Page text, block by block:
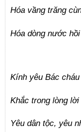
Hóa vầng trăng
Hóa dòng nước
Kính yêu Bác
Khắc trong lòng
Yêu dân tộc, yêu